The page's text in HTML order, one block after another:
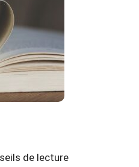
de lecture